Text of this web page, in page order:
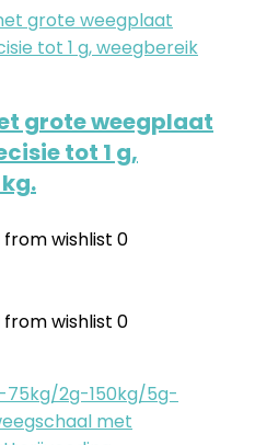
grote weegplaat
tot 1 g,
from wishlist 0
from wishlist 0